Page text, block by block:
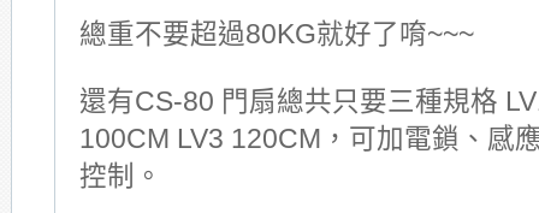
總重不要超過80KG就好了唷~~~
還有CS-80 門扇總共只要三種規格
100CM LV3 120CM，可加電鎖、感
控制。